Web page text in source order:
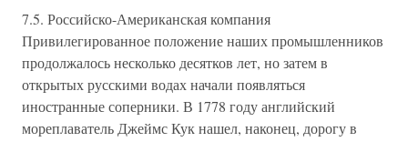
7.5. Российско-Американская компания
Привилегированное положение наших промышленников
продолжалось несколько десятков лет, но затем в
открытых русскими водах начали появляться
иностранные соперники. В 1778 году английский
мореплаватель Джеймс Кук нашел, наконец, дорогу в